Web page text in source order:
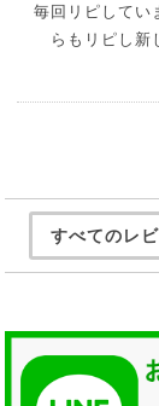
毎回リピしてい
らもリピし新
すべてのレ